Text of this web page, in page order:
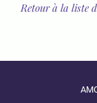
Retour à la liste